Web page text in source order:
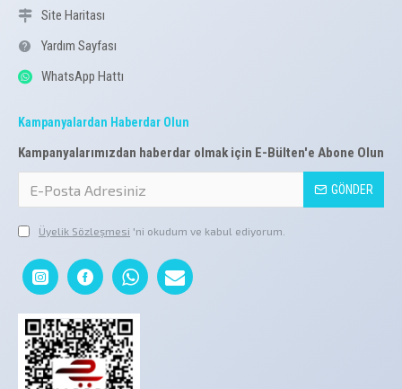
Site Haritası
Yardım Sayfası
WhatsApp Hattı
Kampanyalardan Haberdar Olun
Kampanyalarımızdan haberdar olmak için E-Bülten'e Abone Olun
GÖNDER
Üyelik Sözleşmesi 'ni okudum ve kabul ediyorum.